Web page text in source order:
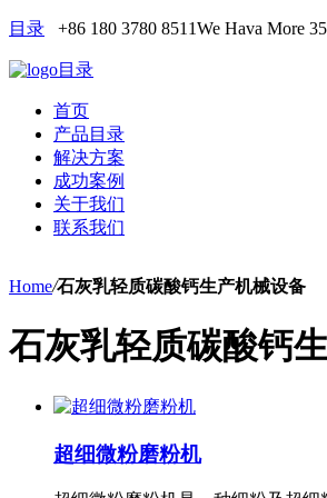
目录 +86 180 3780 8511We Hava More
目录
首页
产品目录
解决方案
成功案例
关于我们
联系我们
Home/石灰乳轻质碳酸钙生产机械设备
石灰乳轻质碳酸钙
超细微粉磨粉机